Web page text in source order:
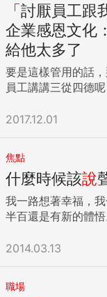
「討厭員工跟
企業感恩文化
給他太多了
要是這樣管用的話
員工講講三從四德呢
2017.12.01
焦點
什麼時候該說
我一路想著幸福，
半百還是有新的體悟
2014.03.13
職場